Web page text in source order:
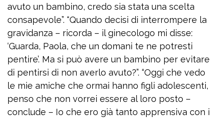
avuto un bambino, credo sia stata una scelta
consapevole”. “Quando decisi di interrompere la
gravidanza – ricorda – il ginecologo mi disse:
‘Guarda, Paola, che un domani te ne potresti
pentire’. Ma si può avere un bambino per evitare
di pentirsi di non averlo avuto?”. “Oggi che vedo
le mie amiche che ormai hanno figli adolescenti,
penso che non vorrei essere al loro posto –
conclude – Io che ero già tanto apprensiva con i